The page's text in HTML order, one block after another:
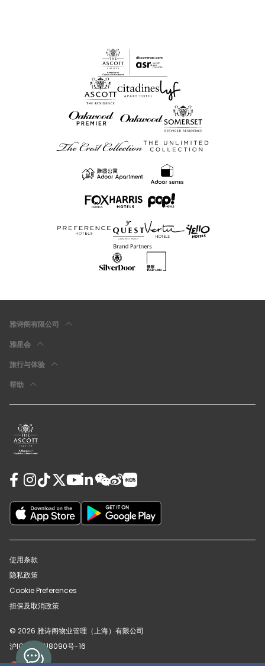
雅诗阁有限公司
雅星会
旅行与体验
帮助
使用条款
隐私政策
Cookie Preferences
担保及取消政策
© 2026 雅诗阁物业管理（上海）有限公司
沪ICP备12018090号-16